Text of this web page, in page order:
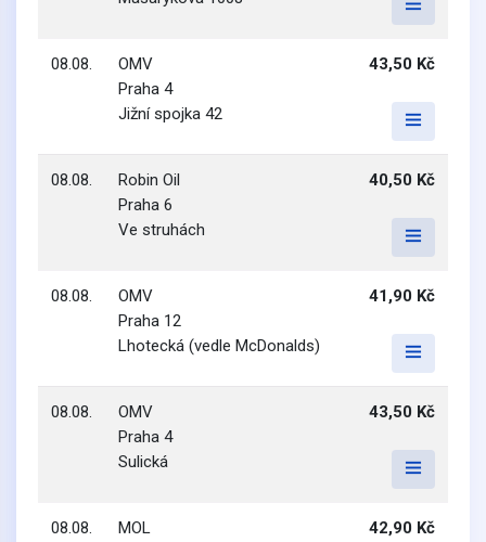
08.08.
OMV
Praha 4
Jižní spojka 42
43,50 Kč
08.08.
Robin Oil
Praha 6
Ve struhách
40,50 Kč
08.08.
OMV
Praha 12
Lhotecká (vedle McDonalds)
41,90 Kč
08.08.
OMV
Praha 4
Sulická
43,50 Kč
08.08.
MOL
42,90 Kč